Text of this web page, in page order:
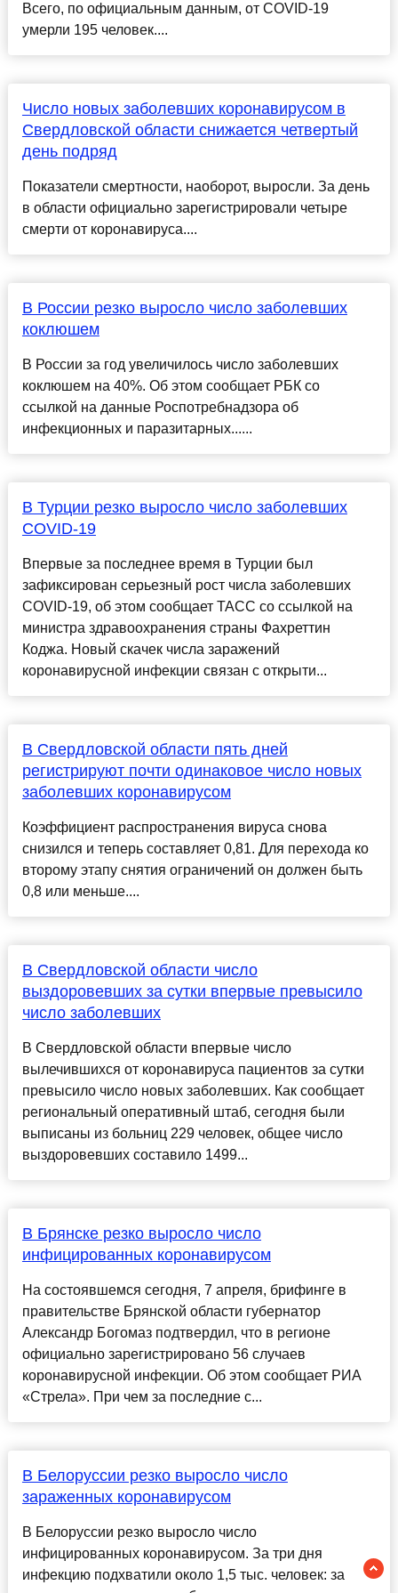
Всего, по официальным данным, от COVID-19
умерли 195 человек....
Число новых заболевших коронавирусом в
Свердловской области снижается четвертый
день подряд
Показатели смертности, наоборот, выросли. За день
в области официально зарегистрировали четыре
смерти от коронавируса....
В России резко выросло число заболевших
коклюшем
В России за год увеличилось число заболевших
коклюшем на 40%. Об этом сообщает РБК со
ссылкой на данные Роспотребнадзора об
инфекционных и паразитарных......
В Турции резко выросло число заболевших
COVID-19
Впервые за последнее время в Турции был
зафиксирован серьезный рост числа заболевших
COVID-19, об этом сообщает ТАСС со ссылкой на
министра здравоохранения страны Фахреттин
Коджа. Новый скачек числа заражений
коронавирусной инфекции связан с открыти...
В Свердловской области пять дней
регистрируют почти одинаковое число новых
заболевших коронавирусом
Коэффициент распространения вируса снова
снизился и теперь составляет 0,81. Для перехода ко
второму этапу снятия ограничений он должен быть
0,8 или меньше....
В Свердловской области число
выздоровевших за сутки впервые превысило
число заболевших
В Свердловской области впервые число
вылечившихся от коронавируса пациентов за сутки
превысило число новых заболевших. Как сообщает
региональный оперативный штаб, сегодня были
выписаны из больниц 229 человек, общее число
выздоровевших составило 1499...
В Брянске резко выросло число
инфицированных коронавирусом
На состоявшемся сегодня, 7 апреля, брифинге в
правительстве Брянской области губернатор
Александр Богомаз подтвердил, что в регионе
официально зарегистрировано 56 случаев
коронавирусной инфекции. Об этом сообщает РИА
«Стрела». При чем за последние с...
В Белоруссии резко выросло число
зараженных коронавирусом
В Белоруссии резко выросло число
инфицированных коронавирусом. За три дня
инфекцию подхватили около 1,5 тыс. человек: за